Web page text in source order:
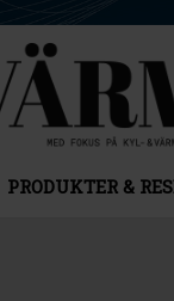
PRODUKTER &